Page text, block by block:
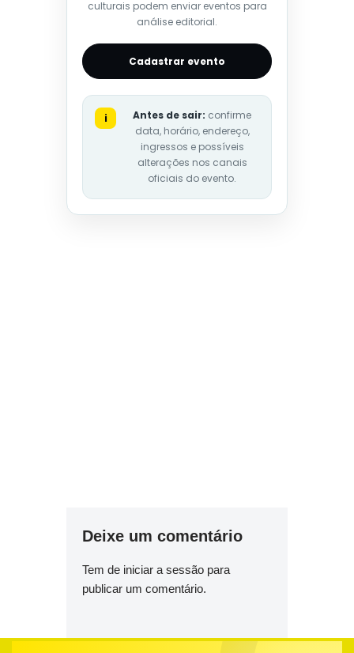
culturais podem enviar eventos para
análise editorial.
Cadastrar evento
i Antes de sair: confirme
data, horário, endereço,
ingressos e possíveis
alterações nos canais
oficiais do evento.
Deixe um comentário
Tem de iniciar a sessão para
publicar um comentário.